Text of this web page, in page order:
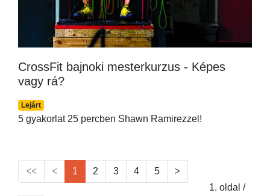
CrossFit bajnoki mesterkurzus - Képes
vagy rá?
Lejárt
5 gyakorlat 25 percben Shawn Ramirezzel!
1 2 3 4
5
1. oldal /